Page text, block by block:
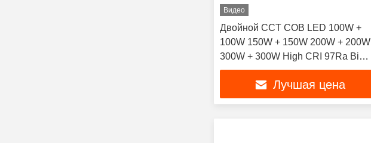
Видео
Двойной CCT COB LED 100W +
100W 150W + 150W 200W + 200W
300W + 300W High CRI 97Ra Bi
Color LED COB Chip для
фотоинструментовЛучшая цена